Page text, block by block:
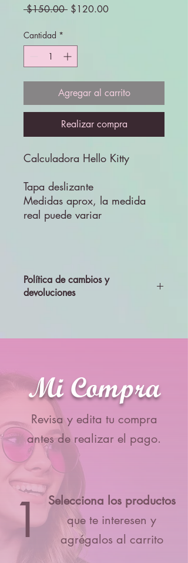
$150.00 Precio
$120.00Precio
Cantidad *
Agregar al carrito
Realizar compra
Calculadora Hello Kitty
Tapa deslizante
Medidas aprox, la medida
real puede variar
Política de cambios y
devoluciones
aceptará cambios ni devolciones
Mi Compra
Revisa y edita tu compra
antes de realizar el pago.
1 Selecciona los productos
que te interesen y
agrégalos al carrito